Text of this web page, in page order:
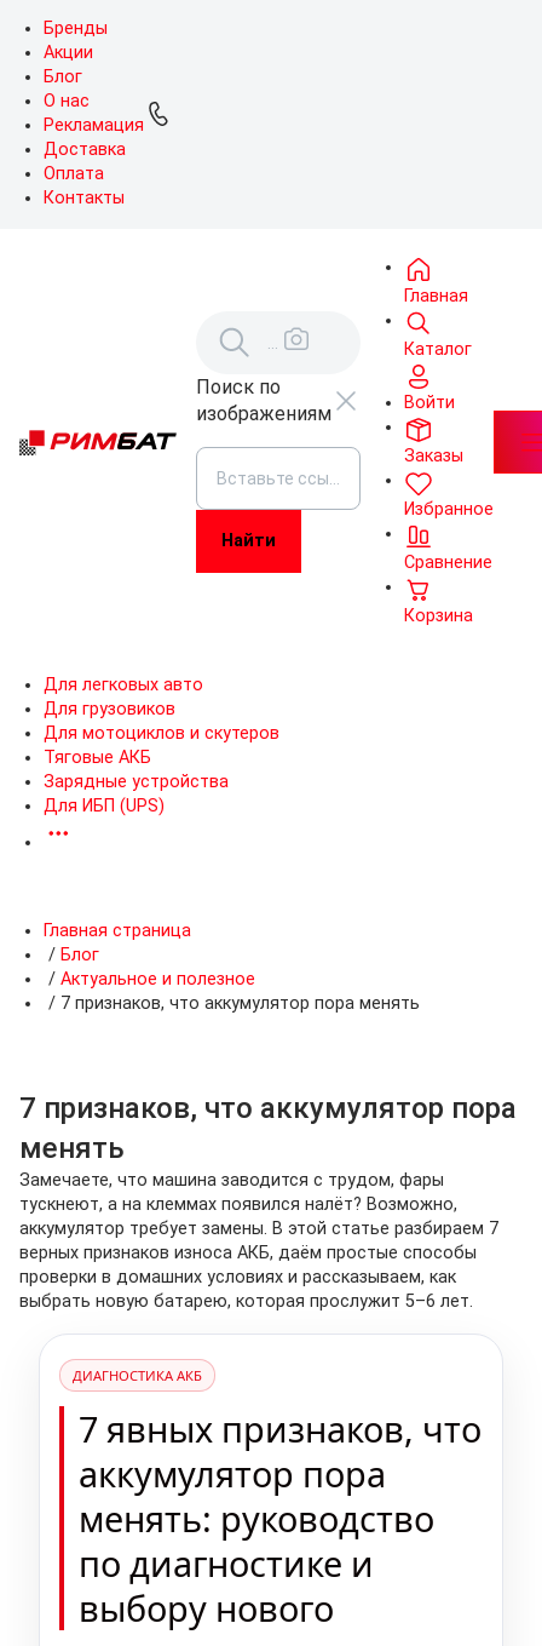
Бренды
Акции
Блог
О нас
Рекламация
Доставка
Оплата
Контакты
Поиск по
изображениям
Главная
Каталог
Войти
Заказы
Избранное
Сравнение
Корзина
Для легковых авто
Для грузовиков
Для мотоциклов и скутеров
Тяговые АКБ
Зарядные устройства
Для ИБП (UPS)
Главная страница
/ Блог
/ Актуальное и полезное
/ 7 признаков, что аккумулятор пора менять
7 признаков, что аккумулятор пора
менять
Замечаете, что машина заводится с трудом, фары
тускнеют, а на клеммах появился налёт? Возможно,
аккумулятор требует замены. В этой статье разбираем 7
верных признаков износа АКБ, даём простые способы
проверки в домашних условиях и рассказываем, как
выбрать новую батарею, которая прослужит 5–6 лет.
ДИАГНОСТИКА АКБ
7 явных признаков, что
аккумулятор пора
менять: руководство
по диагностике и
выбору нового